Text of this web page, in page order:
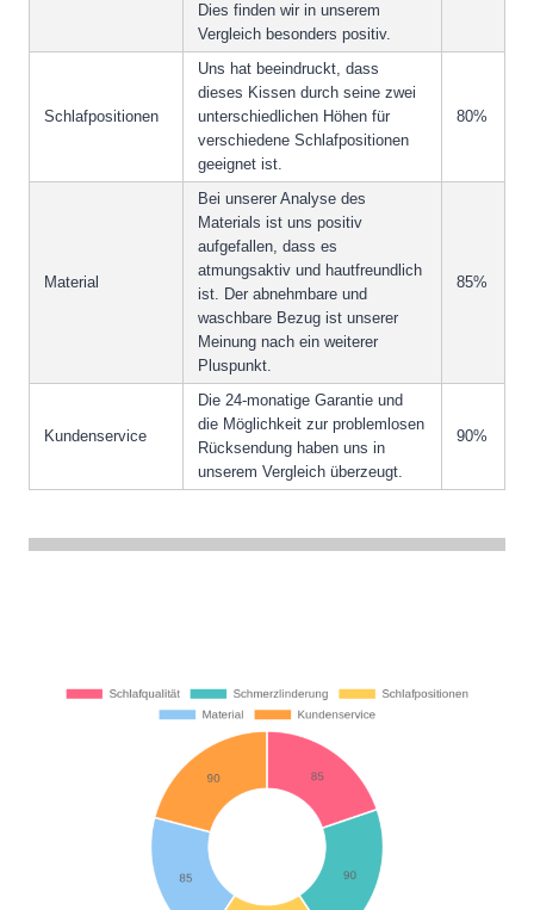
Dies finden wir in unserem
Vergleich besonders positiv.
Schlafpositionen
Uns hat beeindruckt, dass
dieses Kissen durch seine zwei
unterschiedlichen Höhen für
verschiedene Schlafpositionen
geeignet ist.
80%
Material
Bei unserer Analyse des
Materials ist uns positiv
aufgefallen, dass es
atmungsaktiv und hautfreundlich
ist. Der abnehmbare und
waschbare Bezug ist unserer
Meinung nach ein weiterer
Pluspunkt.
85%
Kundenservice
Die 24-monatige Garantie und
die Möglichkeit zur problemlosen
Rücksendung haben uns in
unserem Vergleich überzeugt.
90%